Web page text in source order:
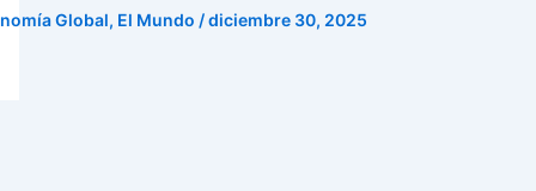
Global, El Mundo /diciembre 30, 2025